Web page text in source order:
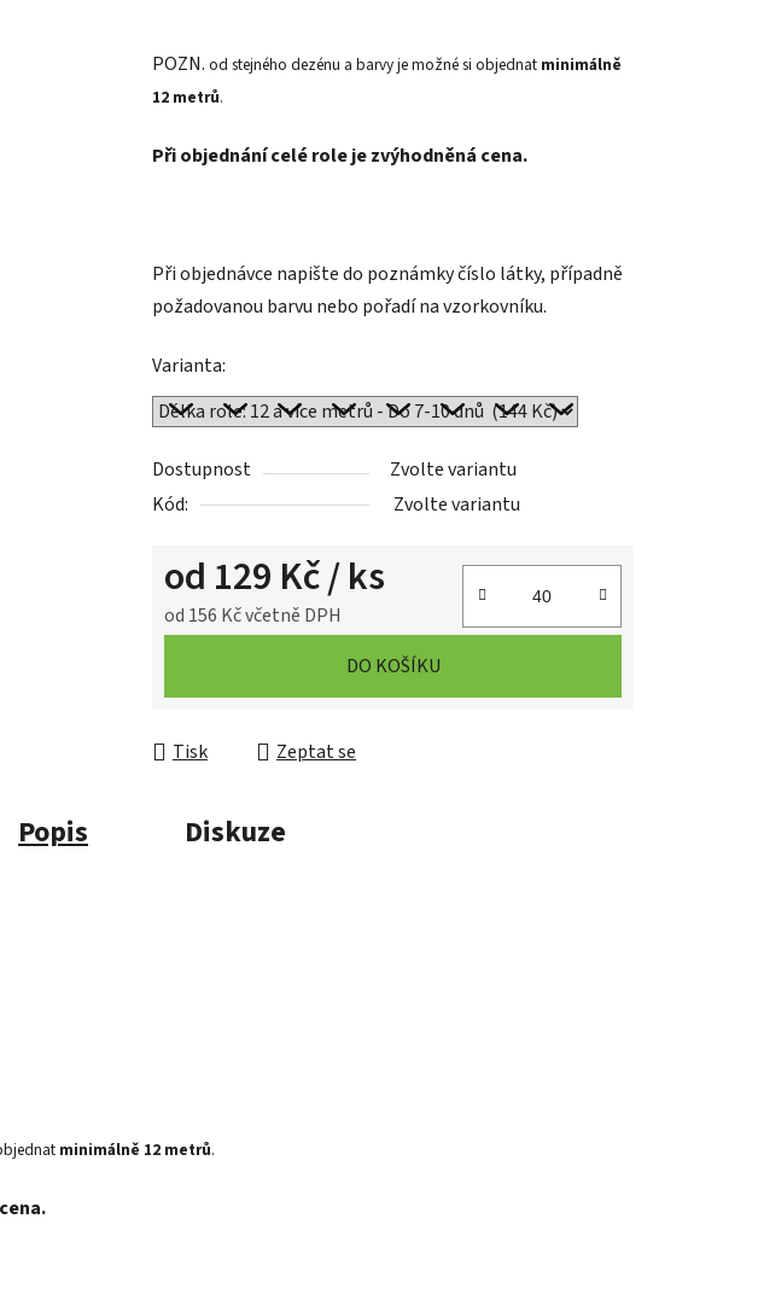
POZN. od stejného dezénu a barvy je možné si objednat minimálně
12 metrů.
Při objednání celé role je zvýhodněná cena.
Při objednávce napište do poznámky číslo látky, případně
požadovanou barvu nebo pořadí na vzorkovníku.
Varianta:
Dostupnost
Zvolte variantu
Kód:
Zvolte variantu
od 129 Kč/ ks
od 156 Kčvčetně DPH
DO KOŠÍKU
Tisk Zeptat se
Popis Diskuze
minimálně 12 metrů.